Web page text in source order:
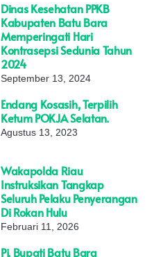
Dinas Kesehatan PPKB
Kabupaten Batu Bara
Memperingati Hari
Kontrasepsi Sedunia Tahun
2024
September 13, 2024
Endang Kosasih, Terpilih
Ketum POKJA Selatan.
Agustus 13, 2023
Wakapolda Riau
Instruksikan Tangkap
Seluruh Pelaku Penyerangan
Di Rokan Hulu
Februari 11, 2026
Pj. Bupati Batu Bara